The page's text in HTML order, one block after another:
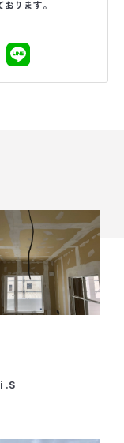
ります。
.S